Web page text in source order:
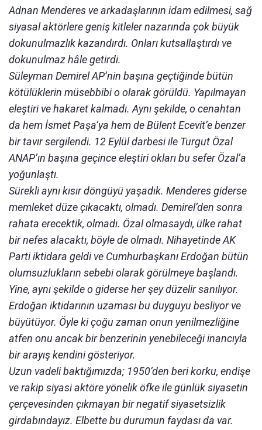
Adnan Menderes ve arkadaşlarının idam edilmesi, sağ
siyasal aktörlere geniş kitleler nazarında çok büyük
dokunulmazlık kazandırdı. Onları kutsallaştırdı ve
dokunulmaz hâle getirdi.
Süleyman Demirel AP’nin başına geçtiğinde bütün
kötülüklerin müsebbibi o olarak görüldü. Yapılmayan
eleştiri ve hakaret kalmadı. Aynı şekilde, o cenahtan
da hem İsmet Paşa’ya hem de Bülent Ecevit’e benzer
bir tavır sergilendi. 12 Eylül darbesi ile Turgut Özal
ANAP’ın başına geçince eleştiri okları bu sefer Özal’a
yoğunlaştı.
Sürekli aynı kısır döngüyü yaşadık. Menderes giderse
memleket düze çıkacaktı, olmadı. Demirel’den sonra
rahata erecektik, olmadı. Özal olmasaydı, ülke rahat
bir nefes alacaktı, böyle de olmadı. Nihayetinde AK
Parti iktidara geldi ve Cumhurbaşkanı Erdoğan bütün
olumsuzlukların sebebi olarak görülmeye başlandı.
Yine, aynı şekilde o giderse her şey düzelir sanılıyor.
Erdoğan iktidarının uzaması bu duyguyu besliyor ve
büyütüyor. Öyle ki çoğu zaman onun yenilmezliğine
atfen onu ancak bir benzerinin yenebileceği inancıyla
bir arayış kendini gösteriyor.
Uzun vadeli baktığımızda; 1950’den beri korku, endişe
ve rakip siyasi aktöre yönelik öfke ile günlük siyasetin
çerçevesinden çıkmayan bir negatif siyasetsizlik
girdabındayız. Elbette bu durumun faydası da var.